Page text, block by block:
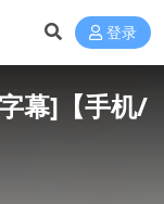
登录
幕]【手机/